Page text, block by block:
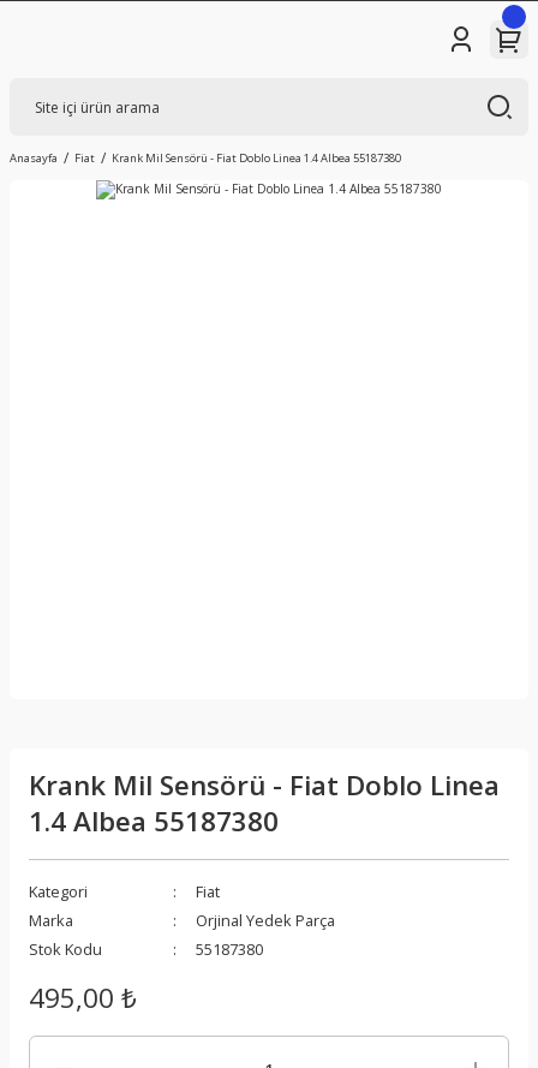
Anasayfa Fiat Krank Mil Sensörü - Fiat Doblo Linea 1.4 Albea 55187380
Krank Mil Sensörü - Fiat Doblo Linea
1.4 Albea 55187380
Kategori
Fiat
Marka
Orjinal Yedek Parça
Stok Kodu
55187380
495,00 ₺